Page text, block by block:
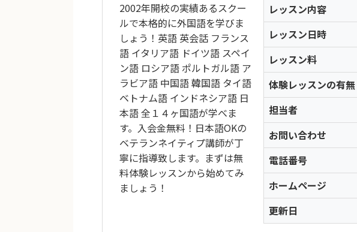
2002年開校の実績あるスクー
ルで本格的に外国語を学びま
しょう！英語 英会話 フランス
語 イタリア語 ドイツ語 スペイ
ン語 ロシア語 ポルトガル語 ア
ラビア語 中国語 韓国語 タイ語
ベトナム語 インドネシア語 日
本語 全１４ヶ国語が学べま
す。入会金無料！日本語OKの
ベテランネイティプ講師が丁
寧に指導致します。まずは無
料体験レッスンから始めてみ
ましょう！
レッスン内容
レッスン日時
レッスン料
体験レッスンの有無
担当者
お問い合わせ
電話番号
ホームページ
更新日